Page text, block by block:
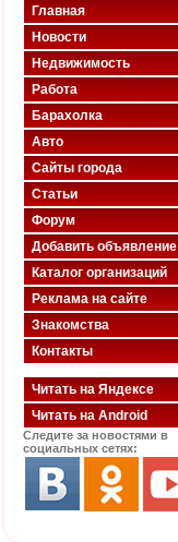
Главная
Новости
Недвижимость
Работа
Барахолка
Авто
Сайты города
Статьи
Форум
Добавить объявление
Каталог организаций
Реклама на сайте
Знакомства
Контакты
Читать на Яндексе
Читать на Android
Следите за новостями в
социальных сетях: